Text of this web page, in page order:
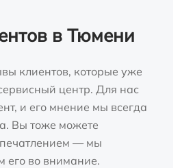
в Тюмени
клиентов, которые уже
центр. Для нас
и его мнение мы всегда
Вы тоже можете
— мы
его во внимание.